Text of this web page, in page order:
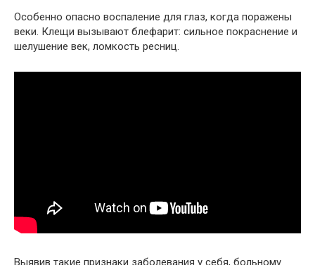
Особенно опасно воспаление для глаз, когда поражены
веки. Клещи вызывают блефарит: сильное покраснение и
шелушение век, ломкость ресниц.
Выявив такие признаки заболевания у себя, больному